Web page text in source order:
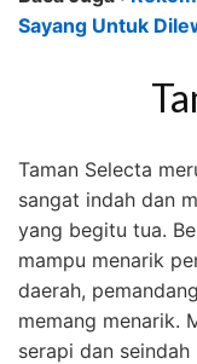
Sayang Untuk
Taman Selecta
sangat indah dan
yang begitu tua.
mampu menarik
daerah,
memang menarik.
serapi dan